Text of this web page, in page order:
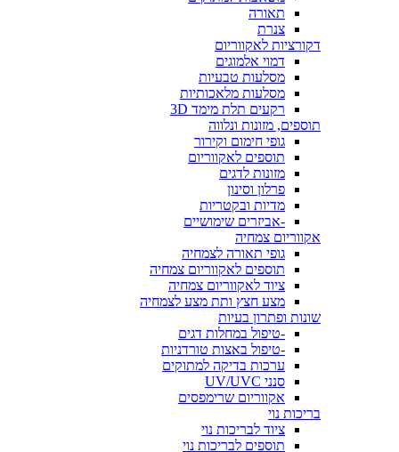
תאורה
צנרת
דקורציות לאקווריום
דמוי אלמוגים
מסלעות טבעיות
מסלעות מלאכותיות
רקעים תלת מימד 3D
תוספים, מזונות ונלווה
גופי חימום וקירור
תוספים לאקווריום
מזונות לדגים
פרלון וסינון
מדיות ובקטריות
-אביזרים שימושיים
אקווריום צמחיה
גופי תאורה לצמחיה
תוספים לאקווריום צמחיה
ציוד לאקווריום צמחיה
מצע חצץ ותת מצע לצמחיה
שונות ופתרון בעיות
-טיפול במחלות דגים
-טיפול באצות טורדניות
ערכות בדיקה למתוקים
סנני UV/UVC
אקווריום שרימפסים
בריכות נוי
ציוד לבריכות נוי
תוספים לבריכות נוי